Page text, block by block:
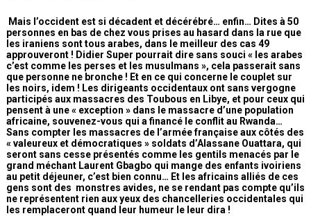
Mais l’occident est si décadent et décérébré… enfin… Dites à 50
personnes en bas de chez vous prises au hasard dans la rue que
les iraniens sont tous arabes, dans le meilleur des cas 49
approuveront ! Didier Super pourrait dire sans souci « les arabes
c’est comme les perses et les musulmans », cela passerait sans
que personne ne bronche ! Et en ce qui concerne le couplet sur
les noirs, idem ! Les dirigeants occidentaux ont sans vergogne
participés aux massacres des Toubous en Libye, et pour ceux qui
pensent à une « exception » dans le massacre d’une population
africaine, souvenez-vous qui a financé le conflit au Rwanda…
Sans compter les massacres de l’armée française aux côtés des
« valeureux et démocratiques » soldats d’Alassane Ouattara, qui
seront sans cesse présentés comme les gentils menacés par le
grand méchant Laurent Gbagbo qui mange des enfants ivoiriens
au petit déjeuner, c’est bien connu… Et les africains alliés de ces
gens sont des monstres avides, ne se rendant pas compte qu’ils
ne représentent rien aux yeux des chancelleries occidentales qui
les remplaceront quand leur humeur le leur dira !